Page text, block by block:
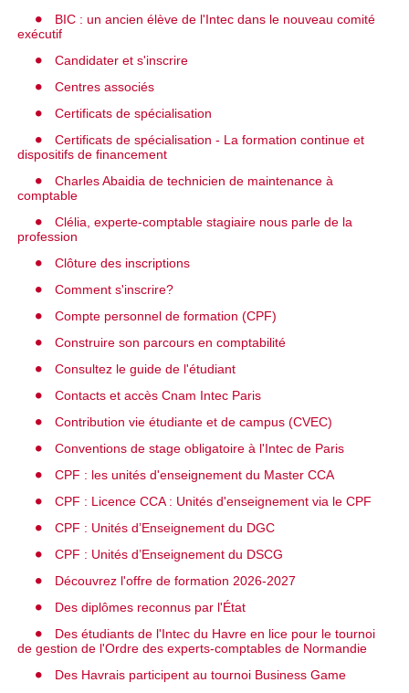
BIC : un ancien élève de l'Intec dans le nouveau comité
exécutif
Candidater et s'inscrire
Centres associés
Certificats de spécialisation
Certificats de spécialisation - La formation continue et
dispositifs de financement
Charles Abaidia de technicien de maintenance à
comptable
Clélia, experte-comptable stagiaire nous parle de la
profession
Clôture des inscriptions
Comment s'inscrire?
Compte personnel de formation (CPF)
Construire son parcours en comptabilité
Consultez le guide de l'étudiant
Contacts et accès Cnam Intec Paris
Contribution vie étudiante et de campus (CVEC)
Conventions de stage obligatoire à l'Intec de Paris
CPF : les unités d'enseignement du Master CCA
CPF : Licence CCA : Unités d'enseignement via le CPF
CPF : Unités d’Enseignement du DGC
CPF : Unités d’Enseignement du DSCG
Découvrez l'offre de formation 2026-2027
Des diplômes reconnus par l'État
Des étudiants de l'Intec du Havre en lice pour le tournoi
de gestion de l'Ordre des experts-comptables de Normandie
Des Havrais participent au tournoi Business Game